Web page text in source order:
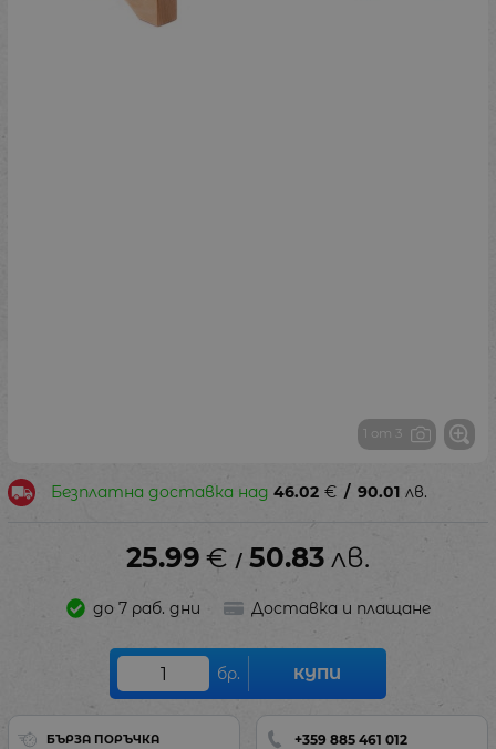
1 от 3
Безплатна доставка над 46.02 € / 90.01 лв.
25.99 € / 50.83 лв.
до 7 раб. дни Доставка и плащане
бр. КУПИ
БЪРЗА ПОРЪЧКА +359 885 461 012